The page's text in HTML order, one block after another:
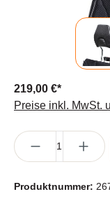
219,00 €*
Preise inkl. MwSt.
Produkt Anzahl: Gib
Produktnummer: